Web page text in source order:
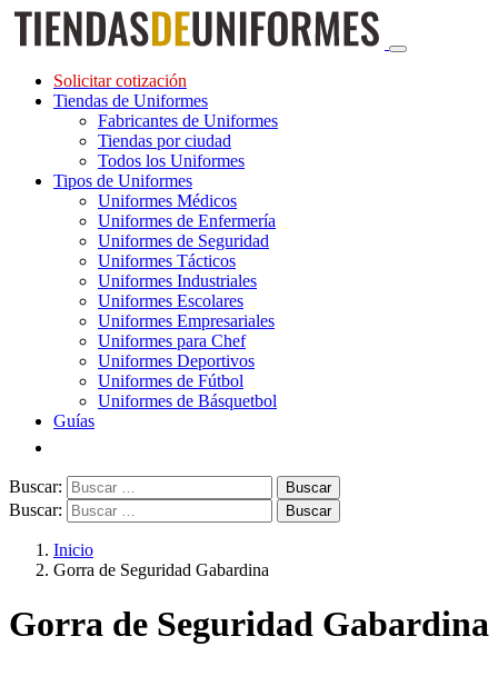
Solicitar cotización
Tiendas de Uniformes
Fabricantes de Uniformes
Tiendas por ciudad
Todos los Uniformes
Tipos de Uniformes
Uniformes Médicos
Uniformes de Enfermería
Uniformes de Seguridad
Uniformes Tácticos
Uniformes Industriales
Uniformes Escolares
Uniformes Empresariales
Uniformes para Chef
Uniformes Deportivos
Uniformes de Fútbol
Uniformes de Básquetbol
Guías
Buscar:
Buscar:
Inicio
Gorra de Seguridad Gabardina
Gorra de Seguridad Gabardina